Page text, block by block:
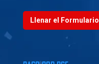
Llenar el